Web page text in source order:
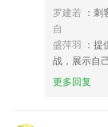
罗建若 ：
自
盛萍羽 ：
战，展示自
更多回复